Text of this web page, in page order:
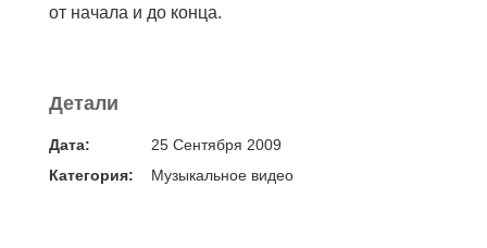
от начала и до конца.
Детали
Дата:
25 Сентября 2009
Категория:
Музыкальное видео